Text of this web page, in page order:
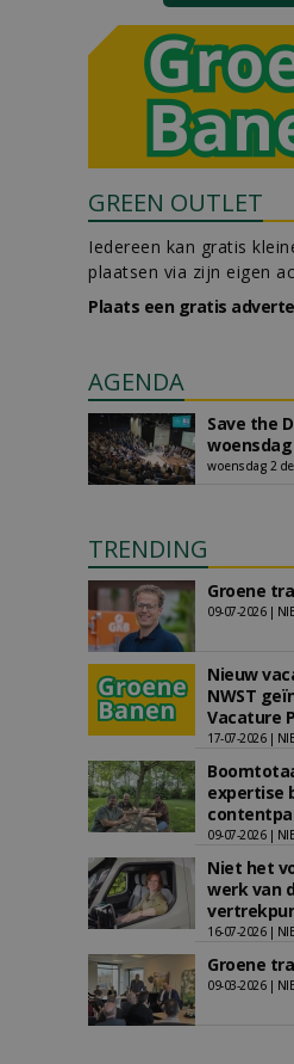
GREEN OUTLET
Iedereen kan gratis
plaatsen via zijn eigen
Plaats een gratis
AGENDA
Save the
woensdag 2
TRENDING
Groene
09-07-2026 |
Nieuw
NWST
Vacature
17-07-2026 |
expertise
09-07-2026 |
Niet het
werk van
16-07-2026 |
Groene
09-03-2026 |